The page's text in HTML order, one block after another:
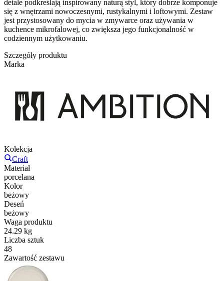
detale podkreślają inspirowany naturą styl, który dobrze komponuje
się z wnętrzami nowoczesnymi, rustykalnymi i loftowymi. Zestaw
jest przystosowany do mycia w zmywarce oraz używania w
kuchence mikrofalowej, co zwiększa jego funkcjonalność w
codziennym użytkowaniu.
Szczegóły produktu
Marka
Kolekcja
Craft
Materiał
porcelana
Kolor
beżowy
Deseń
beżowy
Waga produktu
24.29 kg
Liczba sztuk
48
Zawartość zestawu